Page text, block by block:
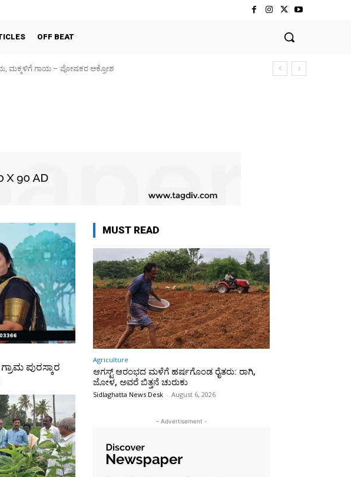
OFF BEAT
ಮಕ್ಕಳಿಗೆ ಗಾಯ – ಪೋಷಕರ ಆಕ್ರೋಶ
ಪುರಸ್ಕಾರ
MUST READ
Agriculture
ಆಗಸ್ಟ್ ಆರಂಭದ ಮಳೆಗೆ ಹರ್ಷಗೊಂಡ ರೈತರು: ರಾಗಿ,
ಜೋಳ, ಅವರೆ ಬಿತ್ತನೆ ಚುರುಕು
Sidlaghatta News Desk - August 6, 2026
- Advertisement -